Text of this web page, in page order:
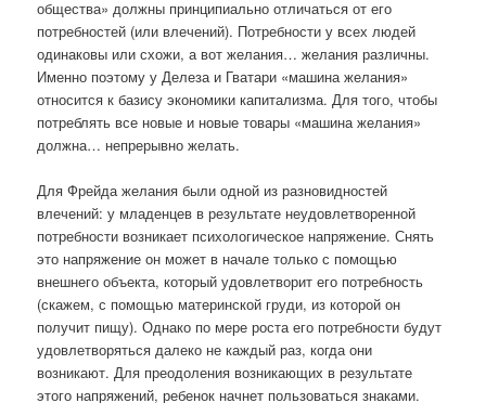
общества» должны принципиально отличаться от его
потребностей (или влечений). Потребности у всех людей
одинаковы или схожи, а вот желания… желания различны.
Именно поэтому у Делеза и Гватари «машина желания»
относится к базису экономики капитализма. Для того, чтобы
потреблять все новые и новые товары «машина желания»
должна… непрерывно желать.
Для Фрейда желания были одной из разновидностей
влечений: у младенцев в результате неудовлетворенной
потребности возникает психологическое напряжение. Снять
это напряжение он может в начале только с помощью
внешнего объекта, который удовлетворит его потребность
(скажем, с помощью материнской груди, из которой он
получит пищу). Однако по мере роста его потребности будут
удовлетворяться далеко не каждый раз, когда они
возникают. Для преодоления возникающих в результате
этого напряжений, ребенок начнет пользоваться знаками.